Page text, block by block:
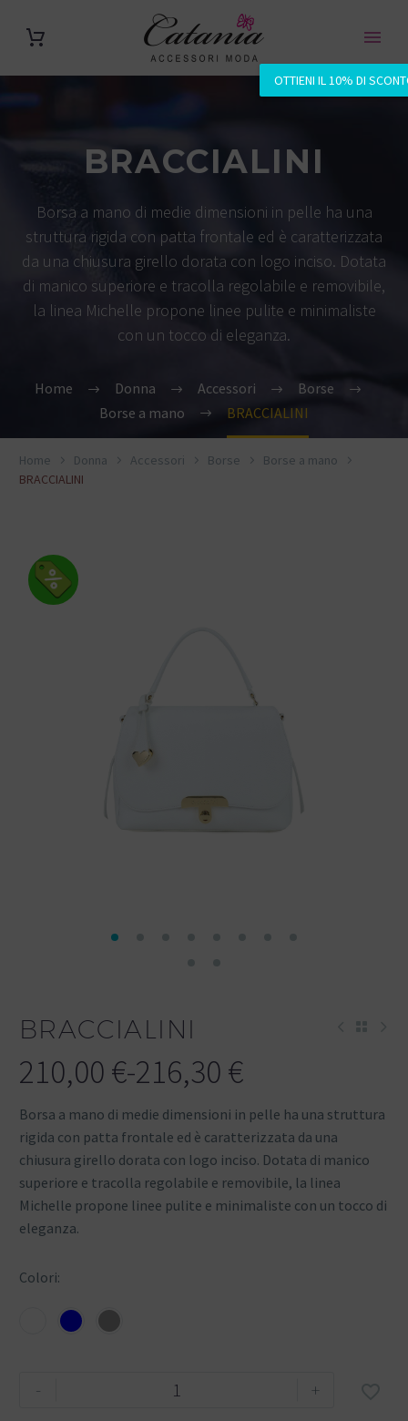
OTTIENI IL 10% DI
BRACCIALINI
Borsa a mano di medie dimensioni in pelle ha una
struttura rigida con patta frontale ed è caratterizzata
da una chiusura girello dorata con logo inciso. Dotata
di manico superiore e tracolla regolabile e removibile,
la linea Michelle propone linee pulite e minimaliste
con un tocco di eleganza.
Home Donna Accessori
Borse
Borse a mano
BRACCIALINI
Home Donna Accessori Borse
Borse a mano
BRACCIALINI
BRACCIALINI
210,00 €-216,30 €
Borsa a mano di medie dimensioni in pelle ha una struttura
rigida con patta frontale ed è caratterizzata da una
chiusura girello dorata con logo inciso. Dotata di manico
superiore e tracolla regolabile e removibile, la linea
Michelle propone linee pulite e minimaliste con un tocco di
eleganza.
Colori
- +